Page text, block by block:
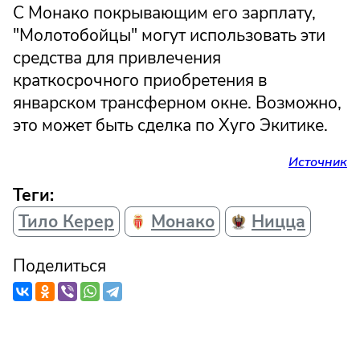
С Монако покрывающим его зарплату,
"Молотобойцы" могут использовать эти
средства для привлечения
краткосрочного приобретения в
январском трансферном окне. Возможно,
это может быть сделка по Хуго Экитике.
Источник
Теги:
Тило Керер
Монако
Ницца
Поделиться